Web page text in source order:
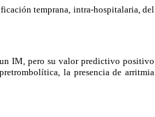
temprana, intra-hospitalaria, del
IM, pero su valor predictivo positivo
la presencia de arritmia